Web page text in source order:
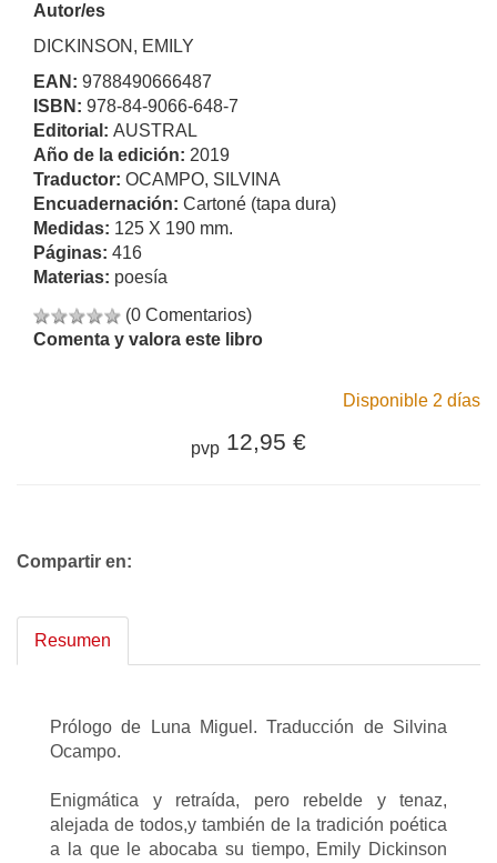
Autor/es
DICKINSON, EMILY
EAN: 9788490666487
ISBN: 978-84-9066-648-7
Editorial: AUSTRAL
Año de la edición: 2019
Traductor: OCAMPO, SILVINA
Encuadernación: Cartoné (tapa dura)
Medidas: 125 X 190 mm.
Páginas: 416
Materias: poesía
(0 Comentarios)
Comenta y valora este libro
Disponible 2 días
pvp 12,95 €
Compartir en:
Resumen
Prólogo de Luna Miguel. Traducción de Silvina
Ocampo.
Enigmática y retraída, pero rebelde y tenaz,
alejada de todos,y también de la tradición poética
a la que le abocaba su tiempo, Emily Dickinson